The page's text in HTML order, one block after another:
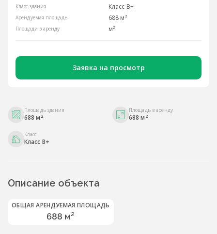
Класс здания Класс B+
Арендуемая площадь 688 м²
Площади в аренду м²
Заявка на просмотр
Площадь здания
688 м 2
Площадь в аренду
688 м 2
Класс
Класс B+
Описание объекта
ОБЩАЯ АРЕНДУЕМАЯ ПЛОЩАДЬ
688 м²